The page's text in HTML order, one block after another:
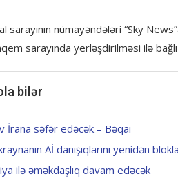
sarayının nümayəndələri “Sky
sarayında yerləşdirilməsi ilə
bilər
İrana səfər edəcək – Bəqai
Aİ danışıqlarını yenidən
ilə əməkdaşlıq davam edəcək